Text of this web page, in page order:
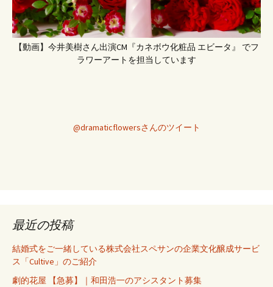
【動画】今井美樹さん出演CM『カネボウ化粧品 エビータ』 でフ
ラワーアートを担当しています
@dramaticflowersさんのツイート
最近の投稿
結婚式をご一緒している株式会社スペサンの企業文化醸成サービ
ス「Cultive」のご紹介
劇的花屋 【急募】｜和田浩一のアシスタント募集